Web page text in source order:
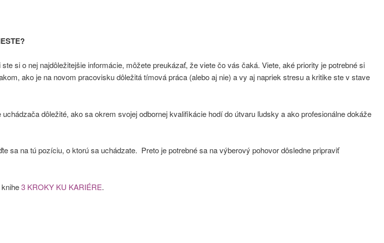
si o nej najdôležitejšie informácie, môžete preukázať, že viete čo vás čaká. Viete, aké priority je potrebné si
ako je na novom pracovisku dôležitá tímová práca (alebo aj nie) a vy aj napriek stresu a kritike ste v stave
dôležité, ako sa okrem svojej odbornej kvalifikácie hodí do útvaru ľudsky a ako profesionálne dokáže
sa na tú pozíciu, o ktorú sa uchádzate. Preto je potrebné sa na výberový pohovor dôsledne pripraviť
3 KROKY KU KARIÉRE.